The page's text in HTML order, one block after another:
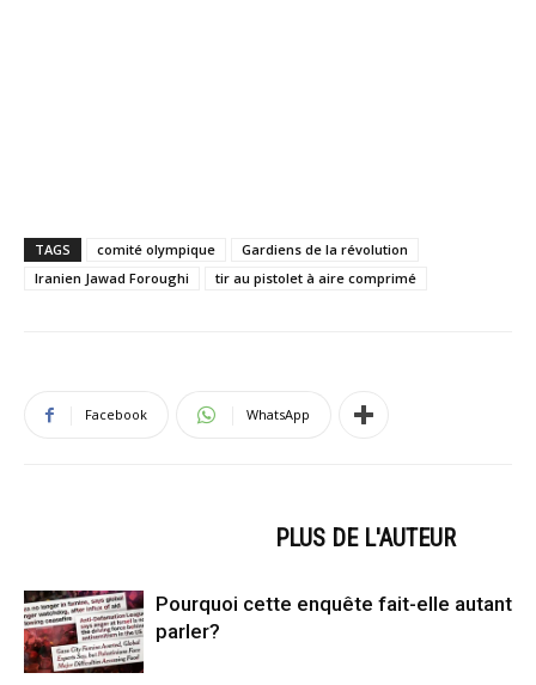
TAGS comité olympique
Gardiens de la révolution
Iranien Jawad Foroughi
tir au pistolet à aire comprimé
Facebook WhatsApp
PLUS DE L'AUTEUR
Pourquoi cette enquête fait-elle autant
parler?